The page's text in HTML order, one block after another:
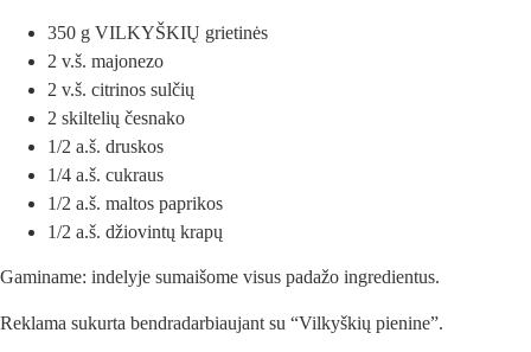
350 g VILKYŠKIŲ grietinės
2 v.š. majonezo
2 v.š. citrinos sulčių
2 skiltelių česnako
1/2 a.š. druskos
1/4 a.š. cukraus
1/2 a.š. maltos paprikos
1/2 a.š. džiovintų krapų
Gaminame: indelyje sumaišome visus padažo ingredientus.
Reklama sukurta bendradarbiaujant su “Vilkyškių pienine”.